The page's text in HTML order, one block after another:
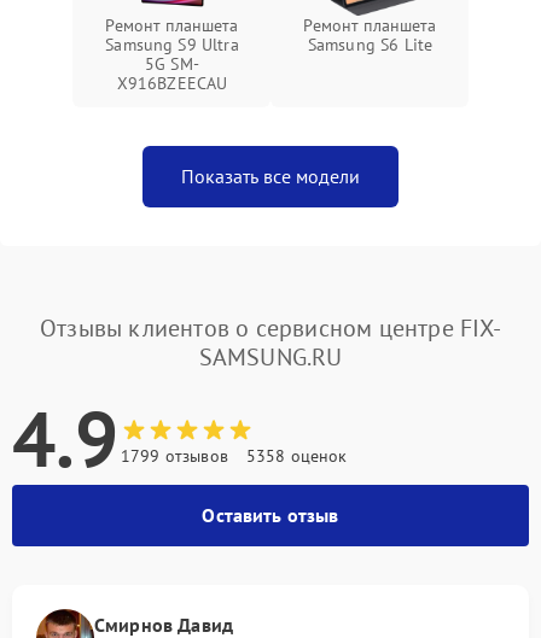
Ремонт планшета
Samsung S9 Ultra
5G SM-
X916BZEECAU
Ремонт планшета
Samsung S6 Lite
Показать все модели
Отзывы клиентов о сервисном центре FIX-
SAMSUNG.RU
4.9 1799 отзывов 5358 оценок
Оставить отзыв
Смирнов Давид